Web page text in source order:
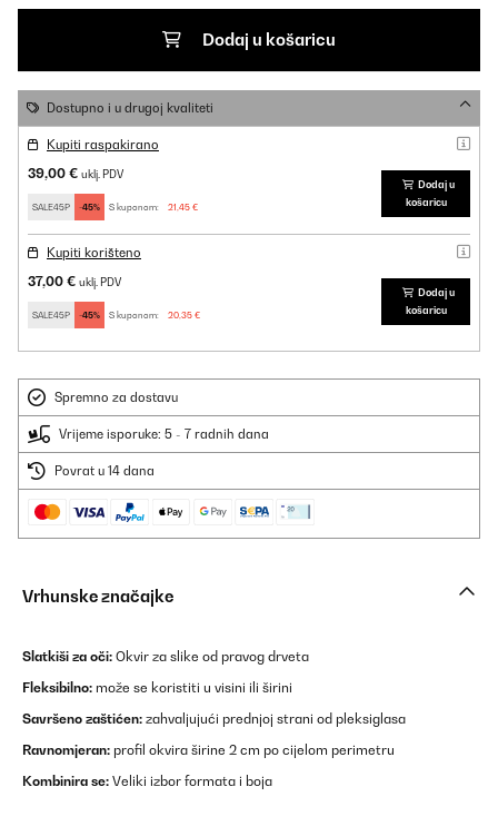
Dodaj u košaricu
Dostupno i u drugoj kvaliteti
Kupiti raspakirano
39,00 € uklj. PDV
SALE45P -45% S kuponom: 21,45 €
Dodaj u
košaricu
Kupiti korišteno
37,00 € uklj. PDV
SALE45P -45% S kuponom: 20,35 €
Dodaj u
košaricu
Spremno za dostavu
Vrijeme isporuke: 5 - 7 radnih dana
Povrat u 14 dana
Vrhunske značajke
Slatkiši za oči: Okvir za slike od pravog drveta
Fleksibilno: može se koristiti u visini ili širini
Savršeno zaštićen: zahvaljujući prednjoj strani od pleksiglasa
Ravnomjeran: profil okvira širine 2 cm po cijelom perimetru
Kombinira se: Veliki izbor formata i boja